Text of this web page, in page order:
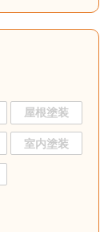
屋根塗装
室内塗装